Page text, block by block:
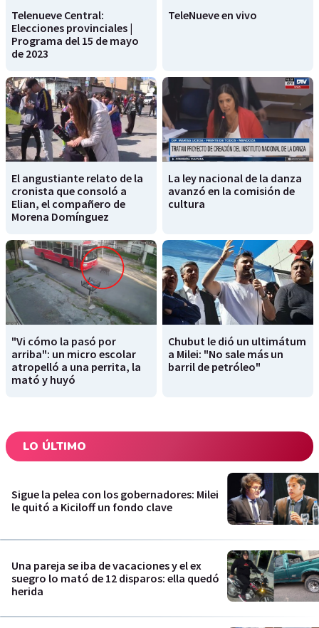
Telenueve Central:
Elecciones provinciales |
Programa del 15 de mayo
de 2023
TeleNueve en vivo
El angustiante relato de la
cronista que consoló a
Elian, el compañero de
Morena Domínguez
La ley nacional de la danza
avanzó en la comisión de
cultura
"Vi cómo la pasó por
arriba": un micro escolar
atropelló a una perrita, la
mató y huyó
Chubut le dió un ultimátum
a Milei: "No sale más un
barril de petróleo"
LO ÚLTIMO
Sigue la pelea con los gobernadores: Milei
le quitó a Kiciloff un fondo clave
Una pareja se iba de vacaciones y el ex
suegro lo mató de 12 disparos: ella quedó
herida